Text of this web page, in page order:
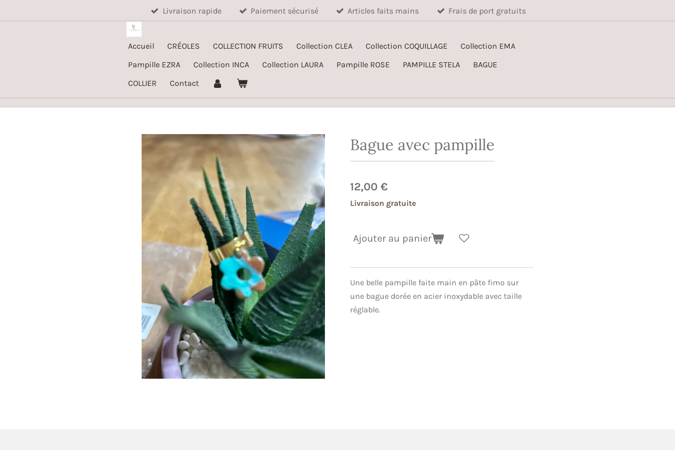
Livraison rapide Paiement sécurisé Articles faits mains Frais de port gratuits
Accueil CRÉOLES COLLECTION FRUITS Collection CLEA Collection COQUILLAGE
Collection EMA
Pampille EZRA
Collection INCA Collection LAURA Pampille ROSE PAMPILLE STELA
BAGUE
COLLIER
Contact
Bague avec pampille
12,00 €
Livraison gratuite
Ajouter au panier
Une belle pampille faite main en pâte fimo sur
une bague dorée en acier inoxydable avec taille
réglable.